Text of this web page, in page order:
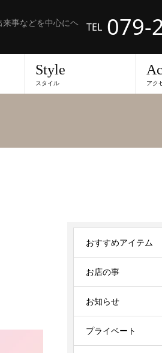
事などを中心にヘ TEL 079-
Style
スタイル アク
おすすめアイテム
お店の事
お知らせ
プライベート